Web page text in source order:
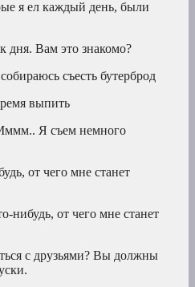
я ел каждый день, были
дня. Вам это знакомо?
съесть бутерброд
выпить
Я съем немного
от чего мне станет
нибудь, от чего мне станет
с друзьями? Вы должны